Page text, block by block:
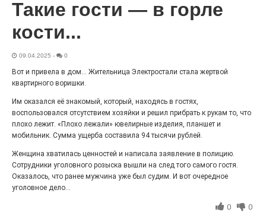
27.07.2026 0
Радость в квадрате! На этой неделе электростальцев
дважды порадует проект «Районы-кварталы».
100 футов под килем!
0
Такие гости — в горле
кости...
09.04.2025 - 0
Вот и привела в дом... Жительница Электростали стала жертвой
квартирного воришки.
Им оказался её знакомый, который, находясь в гостях,
воспользовался отсутствием хозяйки и решил прибрать к рукам то, что
плохо лежит. «Плохо лежали» ювелирные изделия, планшет и
мобильник. Сумма ущерба составила 94 тысячи рублей.
Женщина хватилась ценностей и написала заявление в полицию.
Сотрудники уголовного розыска вышли на след того самого гостя.
Оказалось, что ранее мужчина уже был судим. И вот очередное
уголовное дело...
0 0